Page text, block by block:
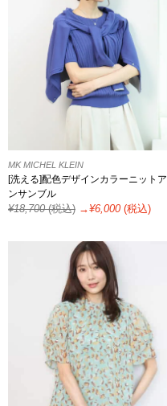
MK MICHEL KLEIN
[洗える]配色デザインカラーニットア
ンサンブル
¥18,700 (税込) →¥6,000 (税込)